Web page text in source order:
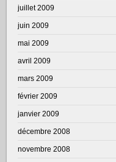
juillet 2009
juin 2009
mai 2009
avril 2009
mars 2009
février 2009
janvier 2009
décembre 2008
novembre 2008